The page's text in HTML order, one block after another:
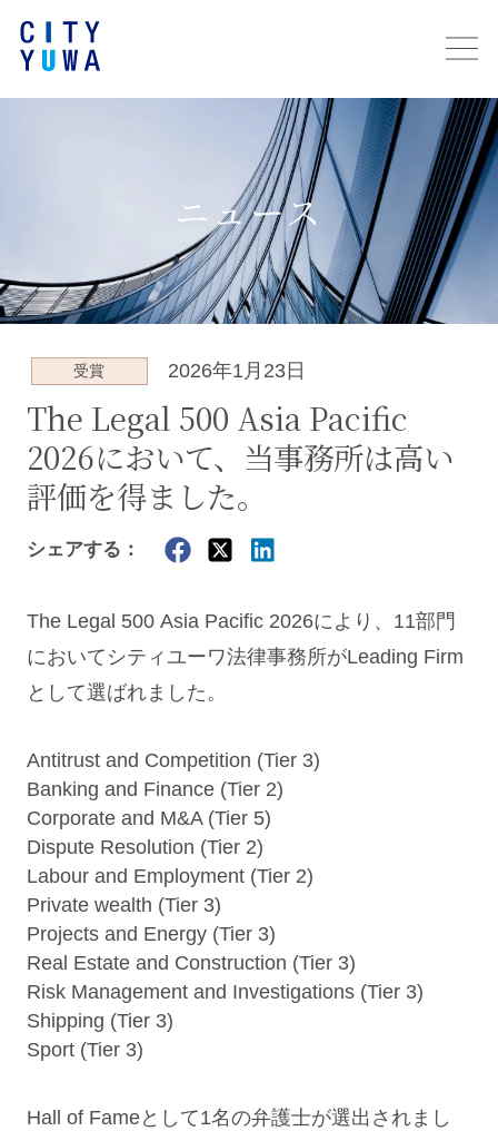
ニュース
受賞 2026年1月23日
The Legal 500 Asia Pacific
2026において、当事務所は高い
評価を得ました。
シェアする：
The Legal 500 Asia Pacific 2026により、11部門
においてシティユーワ法律事務所がLeading Firm
として選ばれました。
Antitrust and Competition (Tier 3)
Banking and Finance (Tier 2)
Corporate and M&A (Tier 5)
Dispute Resolution (Tier 2)
Labour and Employment (Tier 2)
Private wealth (Tier 3)
Projects and Energy (Tier 3)
Real Estate and Construction (Tier 3)
Risk Management and Investigations (Tier 3)
Shipping (Tier 3)
Sport (Tier 3)
Hall of Fameとして1名の弁護士が選出されまし